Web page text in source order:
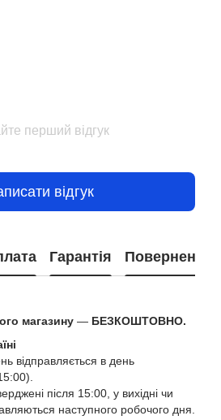
перший відгук
відгук
Гарантія Повернення
магазину — БЕЗКОШТОВНО.
відправляється в день
після 15:00, у вихідні чи
наступного робочого дня.